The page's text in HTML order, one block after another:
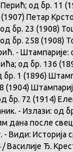
од бр. 11
Петар
бр. 23 (1908)
бр. 258 (1908)
- Штампарије:
од бр. 136
1 (1896)
(1904)
бр. 72 (1914)
- Излази: од
дана после
Види: Историја
/ Василије Ђ.